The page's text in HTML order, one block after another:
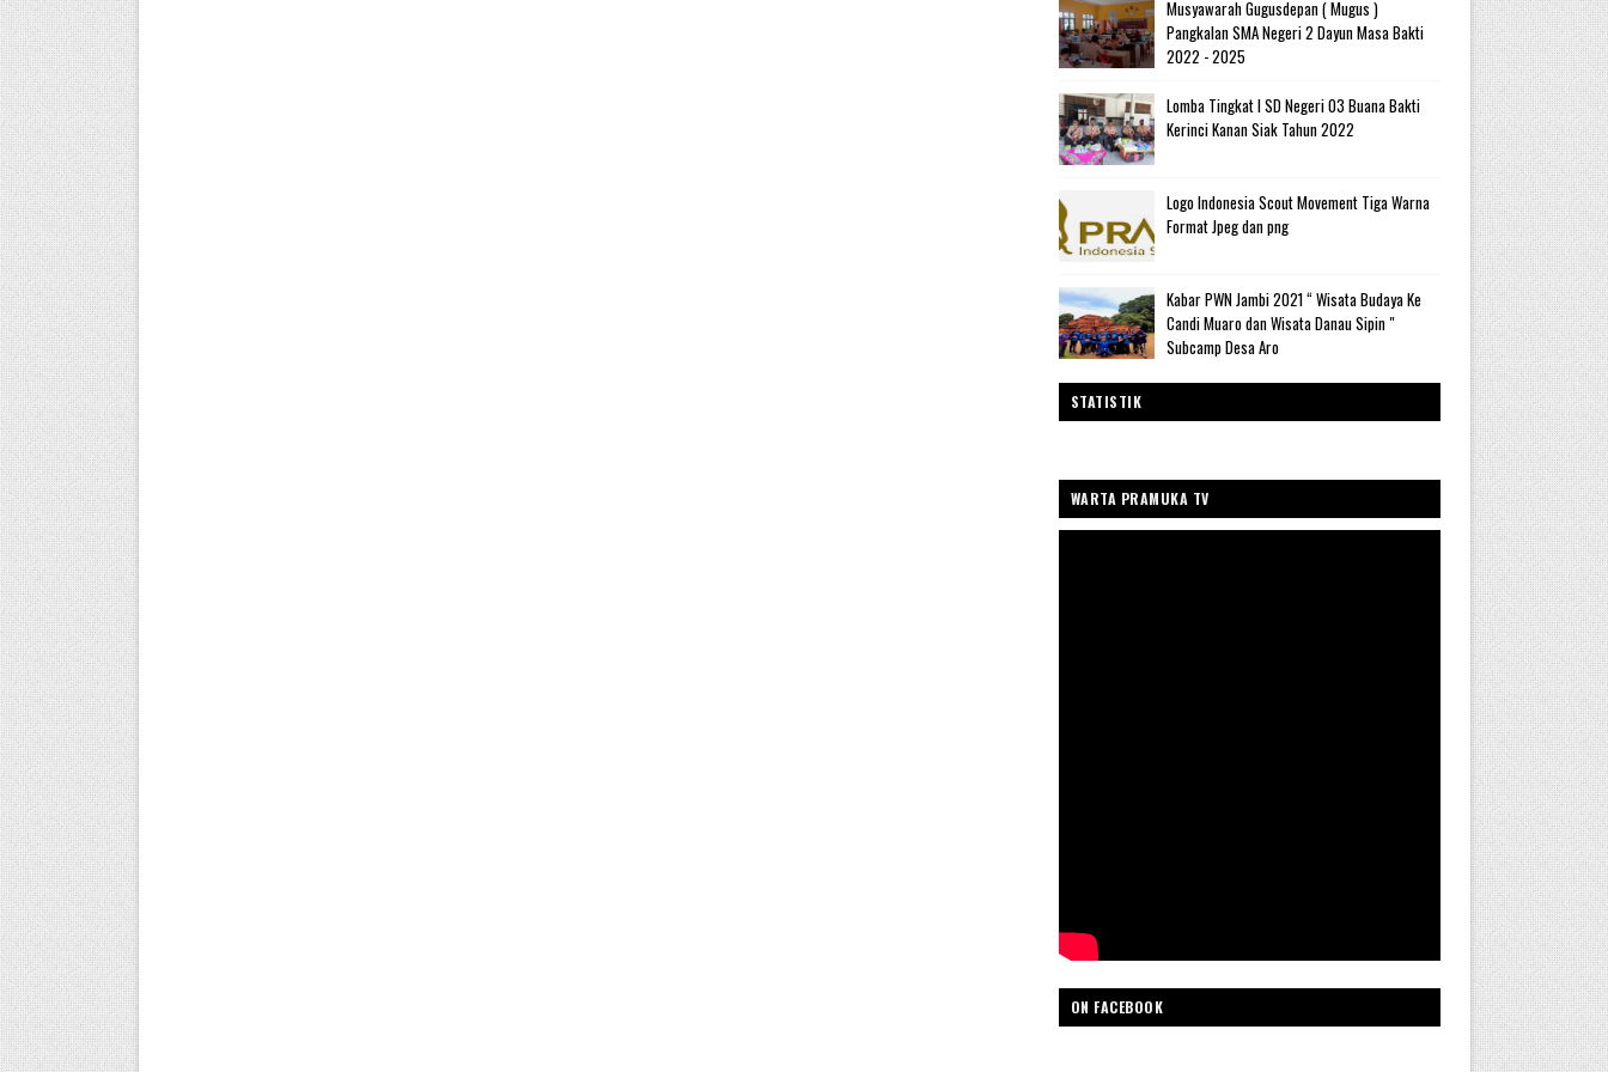
Musyawarah Gugusdepan ( Mugus )
Pangkalan SMA Negeri 2 Dayun Masa Bakti
2022 - 2025
Lomba Tingkat I SD Negeri 03 Buana Bakti
Kerinci Kanan Siak Tahun 2022
Logo Indonesia Scout Movement Tiga Warna
Format Jpeg dan png
Kabar PWN Jambi 2021 “ Wisata Budaya Ke
Candi Muaro dan Wisata Danau Sipin "
Subcamp Desa Aro
STATISTIK
WARTA PRAMUKA TV
ON FACEBOOK